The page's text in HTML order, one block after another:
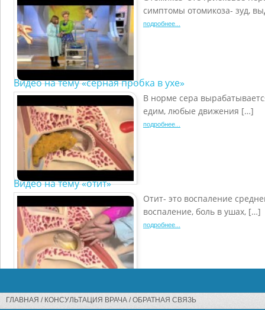
симптомы отомикоза- зуд,
подробнее...
Видео на тему «серная пробка в ухе»
В норме сера
едим, любые движения […]
подробнее...
Видео на тему «отит»
Отит- это воспаление
воспаление, боль в ушах, […]
подробнее...
ГЛАВНАЯ КОНСУЛЬТАЦИЯ ВРАЧА
ОБРАТНАЯ СВЯЗЬ